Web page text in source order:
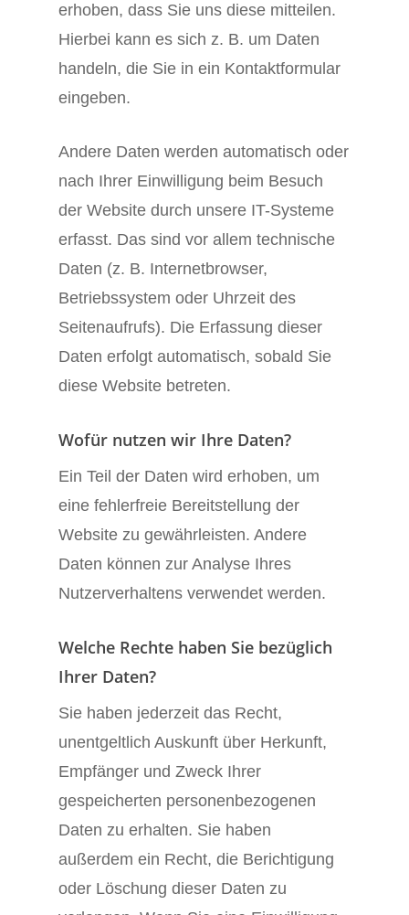
erhoben, dass Sie uns diese mitteilen.
Hierbei kann es sich z. B. um Daten
handeln, die Sie in ein Kontaktformular
eingeben.
Andere Daten werden automatisch oder
nach Ihrer Einwilligung beim Besuch
der Website durch unsere IT-Systeme
erfasst. Das sind vor allem technische
Daten (z. B. Internetbrowser,
Betriebssystem oder Uhrzeit des
Seitenaufrufs). Die Erfassung dieser
Daten erfolgt automatisch, sobald Sie
diese Website betreten.
Wofür nutzen wir Ihre Daten?
Ein Teil der Daten wird erhoben, um
eine fehlerfreie Bereitstellung der
Website zu gewährleisten. Andere
Daten können zur Analyse Ihres
Nutzerverhaltens verwendet werden.
Welche Rechte haben Sie bezüglich
Ihrer Daten?
Sie haben jederzeit das Recht,
unentgeltlich Auskunft über Herkunft,
Empfänger und Zweck Ihrer
gespeicherten personenbezogenen
Daten zu erhalten. Sie haben
außerdem ein Recht, die Berichtigung
oder Löschung dieser Daten zu